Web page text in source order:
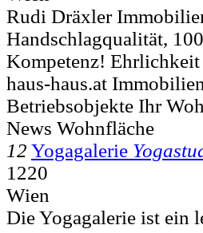
Rudi Dräxler
Handschlagqualität,
Kompetenz! Ehrlichkeit
haus-haus.at
Betriebsobjekte Ihr
News Wohnfläche
12 Yogagalerie
1220
Wien
Die Yogagalerie ist ein